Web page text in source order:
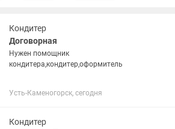
Кондитер
Договорная
Нужен помощник
кондитера,кондитер,оформитель
Усть-Каменогорск, сегодня
Кондитер